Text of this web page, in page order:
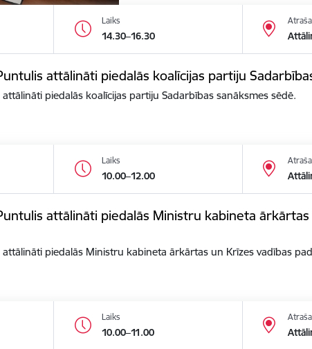
Laiks
14.30–16.30
attālināti piedalās koalīcijas partiju
piedalās koalīcijas partiju Sadarbības sanāksmes sēdē.
Laiks
10.00–12.00
attālināti piedalās Ministru kabineta
piedalās Ministru kabineta ārkārtas un Krīzes vadības
Laiks
10.00–11.00